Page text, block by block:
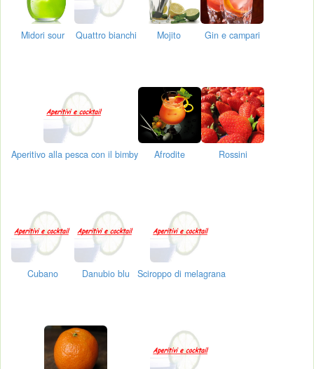
Midori sour Quattro bianchi Mojito Gin e campari
Aperitivo alla pesca con il bimby Afrodite Rossini
Cubano Danubio blu Sciroppo di melagrana